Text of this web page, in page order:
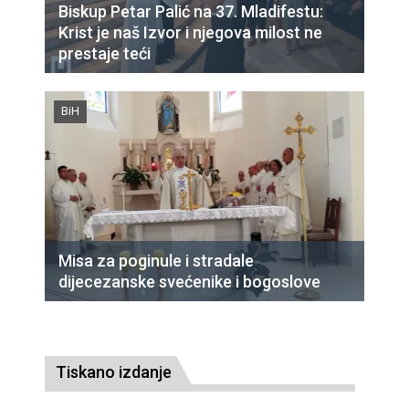
Biskup Petar Palić na 37. Mladifestu:
Krist je naš Izvor i njegova milost ne
prestaje teći
BiH
Misa za poginule i stradale
dijecezanske svećenike i bogoslove
Tiskano izdanje